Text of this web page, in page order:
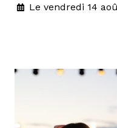
Le vendredi 14